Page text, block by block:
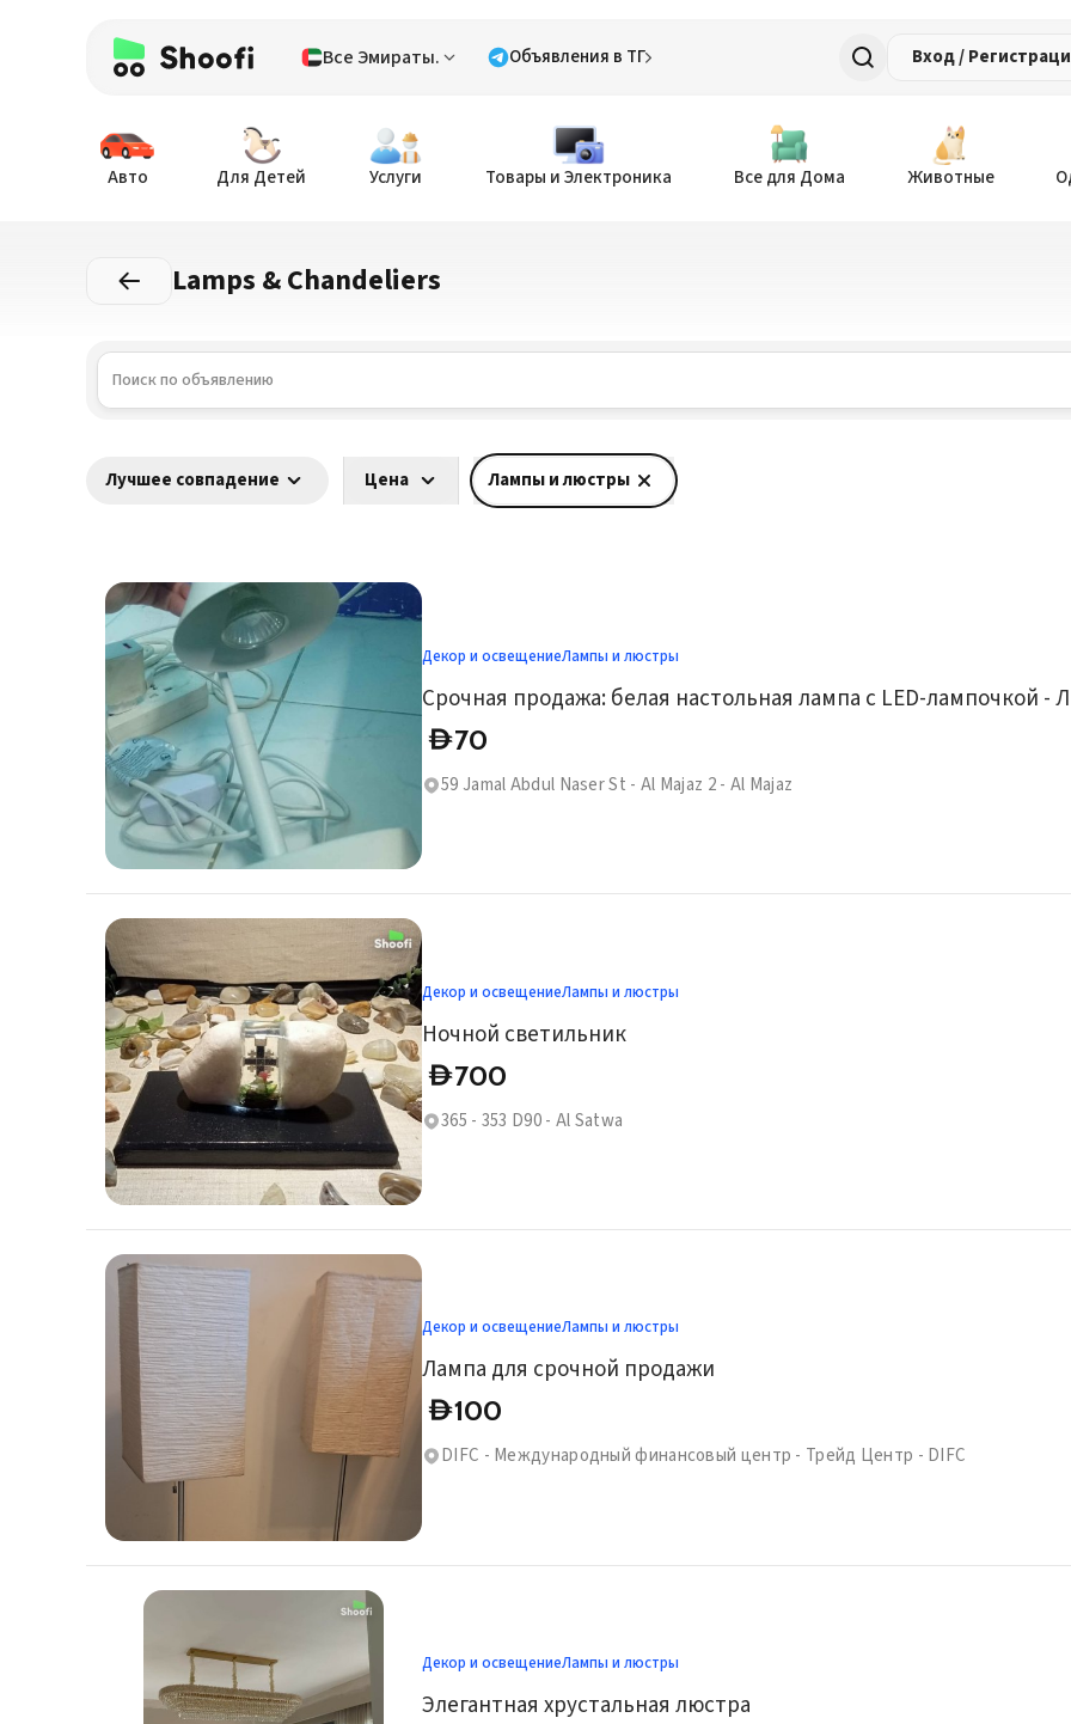
Все Эмираты. Объявления в ТГ Вход /
Авто Для Детей Услуги Товары и Электроника Все для Дома Животные
Lamps & Chandeliers
Лучшее совпадение Цена Лампы и люстры
Декор и освещениеЛампы и люстры
D70
59 Jamal Abdul Naser St - Al Majaz 2 - Al Majaz
Декор и освещениеЛампы и люстры
Ночной светильник
D700
365 - 353 D90 - Al Satwa
Декор и освещениеЛампы и люстры
Лампа для срочной продажи
D100
DIFC - Международный финансовый центр - Трейд Центр - DIFC
Декор и освещениеЛампы и люстры
Элегантная хрустальная люстра